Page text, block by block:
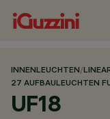
INNENLEUCHTEN/
27 AUFBAULEUCHTEN
UF18